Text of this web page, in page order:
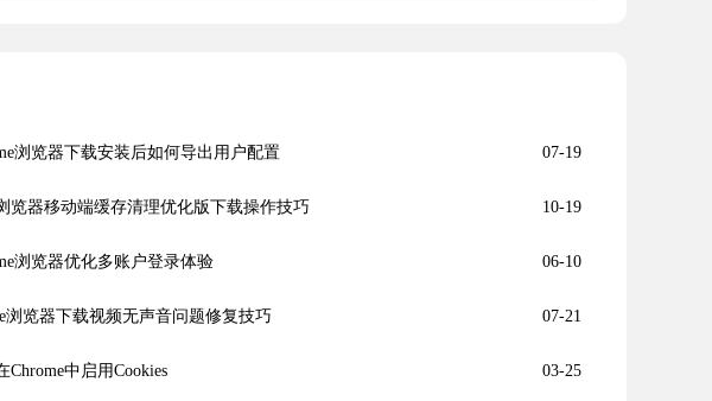
浏览器下载安装后如何导出用户配置 07-19
览器移动端缓存清理优化版下载操作技巧 10-19
浏览器优化多账户登录体验 06-10
浏览器下载视频无声音问题修复技巧 07-21
Chrome中启用Cookies 03-25